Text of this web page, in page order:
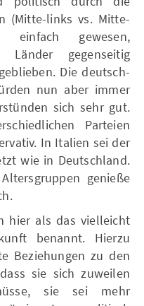
(Mitte-links vs. Mitte-
einfach gewesen,
Länder gegenseitig
Die deutsch-
nun aber immer
sich sehr gut.
Parteien
In Italien sei der
wie in Deutschland.
genieße
hier als das vielleicht
benannt. Hierzu
Beziehungen zu den
sie sich zuweilen
sie sei mehr